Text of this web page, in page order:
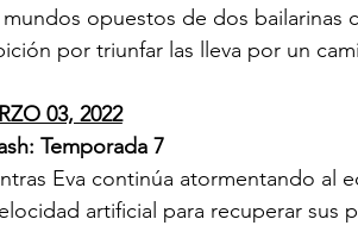
mundos opuestos de dos bailarinas
por triunfar las lleva por un
03, 2022
Temporada 7
Eva continúa atormentando al
artificial para recuperar sus